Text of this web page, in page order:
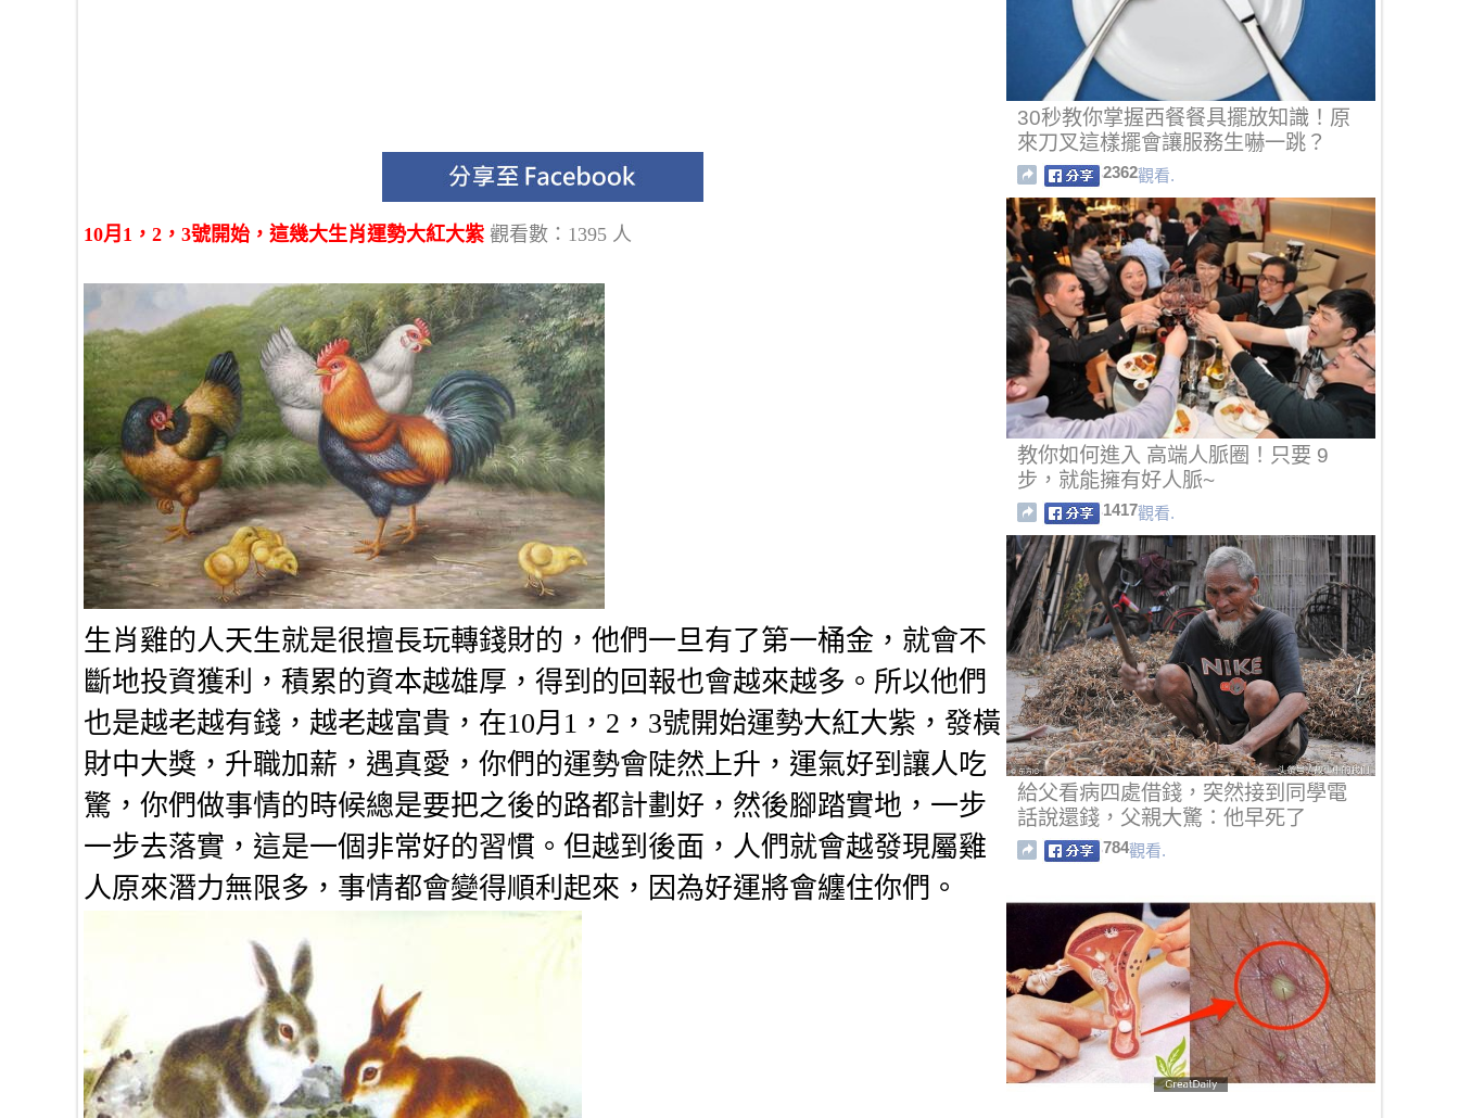
10月1，2，3號開始，這幾大生肖運勢大紅大紫 觀看數：1395 人
生肖雞的人天生就是很擅長玩轉錢財的，他們一旦有了第一桶金，就會不
斷地投資獲利，積累的資本越雄厚，得到的回報也會越來越多。所以他們
也是越老越有錢，越老越富貴，在10月1，2，3號開始運勢大紅大紫，發橫
財中大獎，升職加薪，遇真愛，你們的運勢會陡然上升，運氣好到讓人吃
驚，你們做事情的時候總是要把之後的路都計劃好，然後腳踏實地，一步
一步去落實，這是一個非常好的習慣。但越到後面，人們就會越發現屬雞
人原來潛力無限多，事情都會變得順利起來，因為好運將會纏住你們。
30秒教你掌握西餐餐具擺放知識！原
來刀叉這樣擺會讓服務生嚇一跳？
2362觀看.
教你如何進入 高端人脈圈！只要 9
步，就能擁有好人脈~
1417觀看.
給父看病四處借錢，突然接到同學電
話說還錢，父親大驚：他早死了
784觀看.